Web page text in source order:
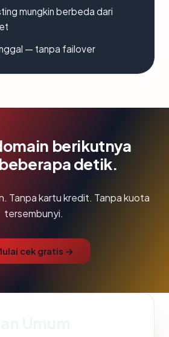
mungkin berbeda dari
— tanpa failover
berikutnya
detik.
Tanpa kartu kredit. Tanpa kuota
tersembunyi.
cek gratis →